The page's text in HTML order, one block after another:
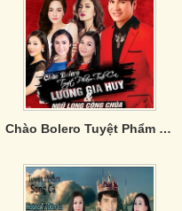
Chào Bolero Tuyệt Phẩm Tình Ca